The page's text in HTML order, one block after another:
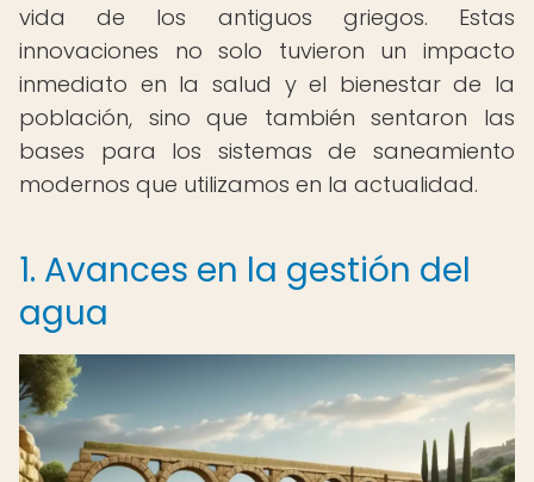
vida de los antiguos griegos. Estas
innovaciones no solo tuvieron un impacto
inmediato en la salud y el bienestar de la
población, sino que también sentaron las
bases para los sistemas de saneamiento
modernos que utilizamos en la actualidad.
1. Avances en la gestión del
agua